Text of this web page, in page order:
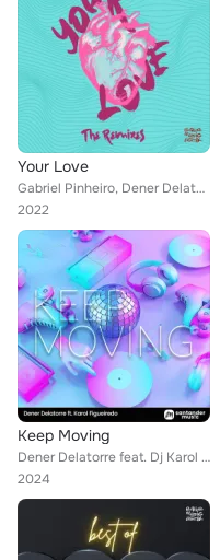
Your Love
Gabriel Pinheiro, Dener Delatorre
2022
Keep Moving
Dener Delatorre feat. Dj Karol Figueiredo
2024